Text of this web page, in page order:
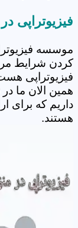
فیزیوتراپی
موسسه
کردن شرایط
فیزیوتراپی
همین الان ما
داریم که برای
هستند.